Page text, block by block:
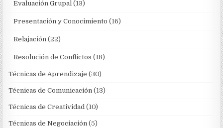
Evaluación Grupal (13)
Presentación y Conocimiento (16)
Relajación (22)
Resolución de Conflictos (18)
Técnicas de Aprendizaje (30)
Técnicas de Comunicación (13)
Técnicas de Creatividad (10)
Técnicas de Negociación (5)